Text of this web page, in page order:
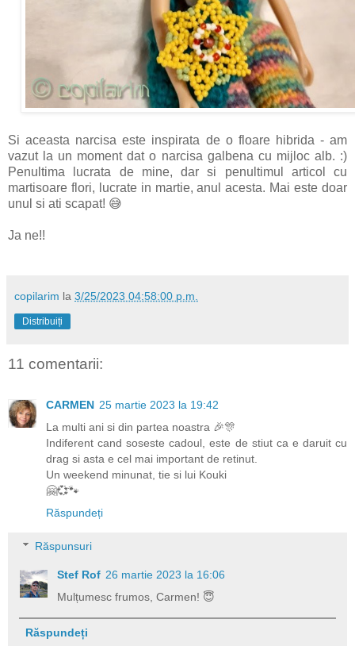
Si aceasta narcisa este inspirata de o floare hibrida - am
vazut la un moment dat o narcisa galbena cu mijloc alb. :)
Penultima lucrata de mine, dar si penultimul articol cu
martisoare flori, lucrate in martie, anul acesta. Mai este doar
unul si ati scapat! 😅
Ja ne!!
copilarim la 3/25/2023 04:58:00 p.m.
Distribuiți
11 comentarii:
CARMEN 25 martie 2023 la 19:42
La multi ani si din partea noastra 🎉🎊
Indiferent cand soseste cadoul, este de stiut ca e daruit cu
drag si asta e cel mai important de retinut.
Un weekend minunat, tie si lui Kouki
🤗💞🐾
Răspundeți
Răspunsuri
Stef Rof 26 martie 2023 la 16:06
Mulțumesc frumos, Carmen! 😇
Răspundeți